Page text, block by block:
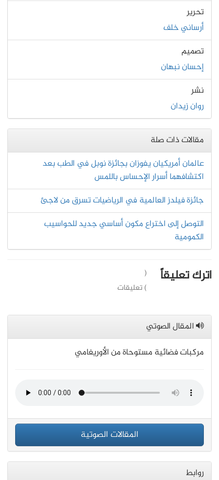
تحرير
أرساني خلف
تصميم
إحسان نبهان
نشر
روان زيدان
مقالات ذات صلة
عالمان أمريكيان يفوزان بجائزة نوبل في الطب بعد
اكتشافهما أسرار الإحساس باللمس
جائزة فيلدز العالمية في الرياضيات تسرق من لاجئ
التوصل إلى اختراع مكون أساسي جديد للحواسيب
الكمومية
اترك تعليقاً
(
) تعليقات
المقال الصوتي
مركبات فضائية مستوحاة من الأوريغامي
المقالات الصوتية
روابط